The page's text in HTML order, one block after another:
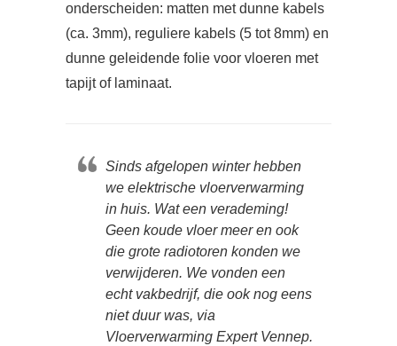
onderscheiden: matten met dunne kabels
(ca. 3mm), reguliere kabels (5 tot 8mm) en
dunne geleidende folie voor vloeren met
tapijt of laminaat.
Sinds afgelopen winter hebben
we elektrische vloerverwarming
in huis. Wat een verademing!
Geen koude vloer meer en ook
die grote radiotoren konden we
verwijderen. We vonden een
echt vakbedrijf, die ook nog eens
niet duur was, via
Vloerverwarming Expert Vennep.